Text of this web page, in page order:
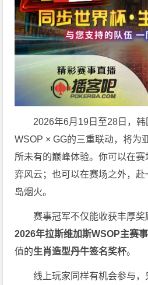
2026年6月19日至28日，
WSOP × GG的三重联动，将为
所未有的巅峰体验。你可以在赛
弈风云；也可以在赛场之外，
岛烟火。
赛事冠军不仅能收获丰厚
2026年拉斯维加斯WSOP主赛
值的生肖造型丹牛签名奖杯。
线上玩家同样有机会参与，